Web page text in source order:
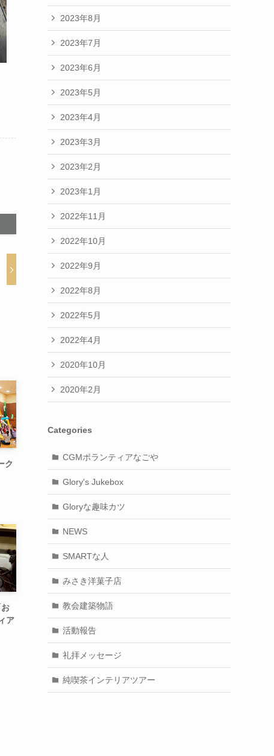
ク
ア
2023年8月
2023年7月
2023年6月
2023年5月
2023年4月
2023年3月
2023年2月
2023年1月
2022年11月
2022年10月
2022年9月
2022年8月
2022年5月
2022年4月
2020年10月
2020年2月
Categories
CGMボランティアなごや
Glory's Jukebox
Gloryな趣味カツ
NEWS
SMARTな人
みさき洋菓子店
教会建築物語
活動報告
礼拝メッセージ
純喫茶インテリアツアー